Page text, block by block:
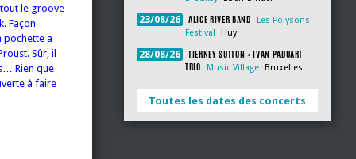
le groove
Façon
pochette a
Sûr, il
Rien que
à faire
23/08/26 ALICE RIVER BAND
Les Polysons
Festival
Huy
28/08/26
TIERNEY SUTTON + IVAN PADUART
TRIO
Music Village Bruxelles
Toutes les dates des concerts